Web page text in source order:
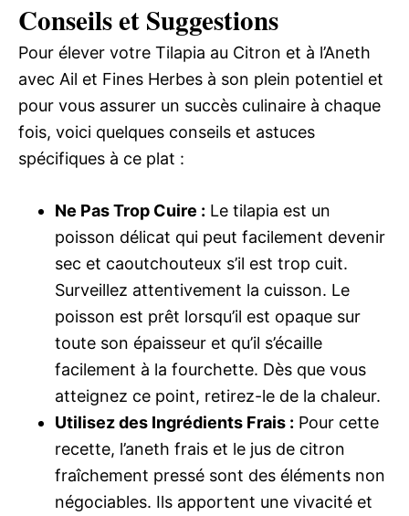
Conseils et Suggestions
Pour élever votre Tilapia au Citron et à l’Aneth
avec Ail et Fines Herbes à son plein potentiel et
pour vous assurer un succès culinaire à chaque
fois, voici quelques conseils et astuces
spécifiques à ce plat :
Ne Pas Trop Cuire : Le tilapia est un
poisson délicat qui peut facilement devenir
sec et caoutchouteux s’il est trop cuit.
Surveillez attentivement la cuisson. Le
poisson est prêt lorsqu’il est opaque sur
toute son épaisseur et qu’il s’écaille
facilement à la fourchette. Dès que vous
atteignez ce point, retirez-le de la chaleur.
Utilisez des Ingrédients Frais : Pour cette
recette, l’aneth frais et le jus de citron
fraîchement pressé sont des éléments non
négociables. Ils apportent une vivacité et